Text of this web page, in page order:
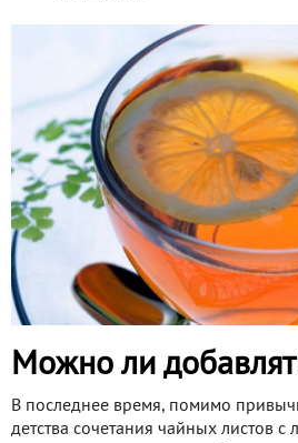
Можно ли
В последнее время, помимо
детства сочетания чайных листов с